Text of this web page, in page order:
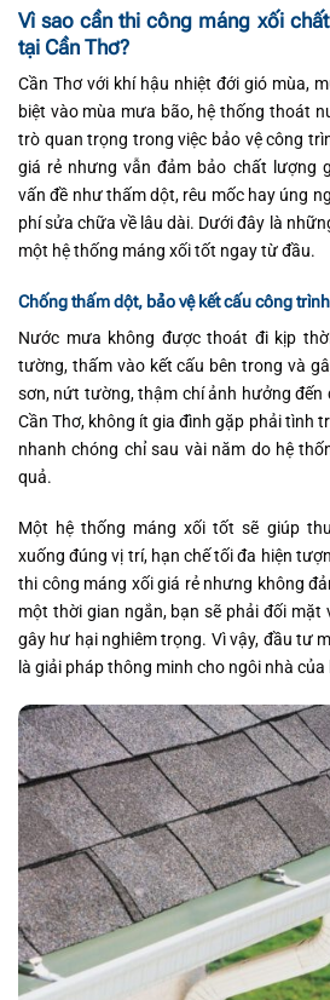
Vì sao cần thi công máng xối
tại Cần Thơ?
Cần Thơ với khí hậu nhiệt đới gió mùa,
biệt vào mùa mưa bão, hệ thống thoát
trò quan trọng trong việc bảo vệ công
giá rẻ nhưng vẫn đảm bảo chất lượng
vấn đề như thấm dột, rêu mốc hay úng
phí sửa chữa về lâu dài. Dưới đây là
một hệ thống máng xối tốt ngay từ đầu.
Chống thấm dột, bảo vệ kết cấu công trình
Nước mưa không được thoát đi kịp
tường, thấm vào kết cấu bên trong và
sơn, nứt tường, thậm chí ảnh hưởng đến
Cần Thơ, không ít gia đình gặp phải tình
nhanh chóng chỉ sau vài năm do hệ
quả.
Một hệ thống máng xối tốt sẽ giúp
xuống đúng vị trí, hạn chế tối đa hiện
thi công máng xối giá rẻ nhưng không
một thời gian ngắn, bạn sẽ phải đối
gây hư hại nghiêm trọng. Vì vậy, đầu tư
là giải pháp thông minh cho ngôi nhà của